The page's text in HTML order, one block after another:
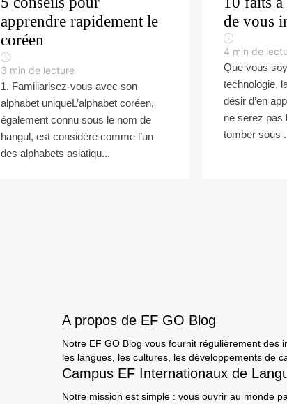
apprendre rapidement le
coréen
3 min de lecture
1. Familiarisez-vous avec son
alphabet uniqueL’alphabet coréen,
également connu sous le nom de
hangul, est considéré comme l’un
des alphabets asiatiqu...
de vous
4 min de
Que vous
technologie,
désir d’en
ne serez pas
tomber sous
A propos de EF GO Blog
Notre EF GO Blog vous fournit régulièrement des
les langues, les cultures, les développements de
Campus EF Internationaux de
Notre mission est simple : vous ouvrir au monde